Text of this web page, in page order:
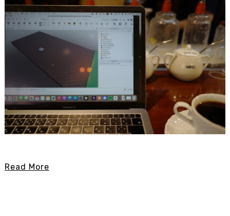
Read More